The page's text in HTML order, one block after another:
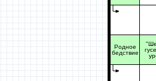
Родное
бедствие